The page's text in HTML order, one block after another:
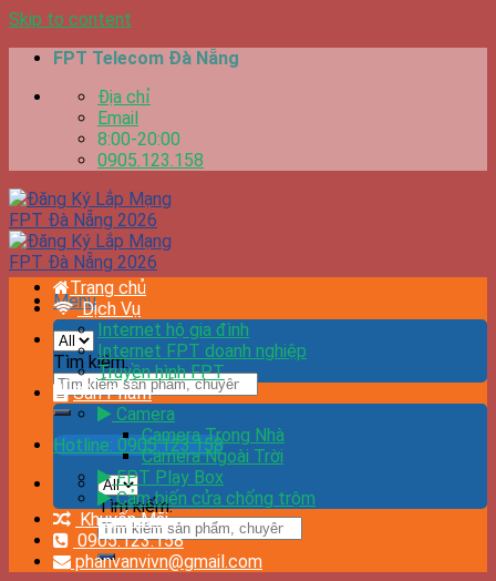
Skip to content
FPT Telecom Đà Nẵng
Địa chỉ
Email
8:00-20:00
0905.123.158
Menu
Tìm kiếm:
Hotline: 0905.123.158
Tìm kiếm:
Trang chủ
Dịch Vụ
Internet hộ gia đình
Internet FPT doanh nghiệp
Truyền hình FPT
Sản Phẩm
Camera
Camera Trong Nhà
Camera Ngoài Trời
FPT Play Box
Cảm biến cửa chống trộm
Khuyến Mãi
0905.123.158
phanvanvivn@gmail.com